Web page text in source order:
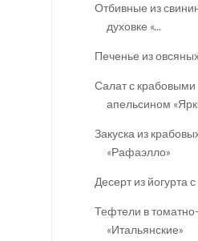
Отбивные из
духовке «...
Печенье из
Салат с крабовыми
апельсином
Закуска из
«Рафаэлло»
Десерт из йогурта
Тефтели в
«Итальянские»